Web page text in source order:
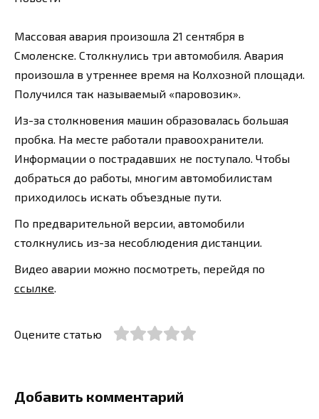
Массовая авария произошла 21 сентября в
Смоленске. Столкнулись три автомобиля. Авария
произошла в утреннее время на Колхозной площади.
Получился так называемый «паровозик».
Из-за столкновения машин образовалась большая
пробка. На месте работали правоохранители.
Информации о пострадавших не поступало. Чтобы
добраться до работы, многим автомобилистам
приходилось искать объездные пути.
По предварительной версии, автомобили
столкнулись из-за несоблюдения дистанции.
Видео аварии можно посмотреть, перейдя по
ссылке
Оцените статью
Добавить комментарий